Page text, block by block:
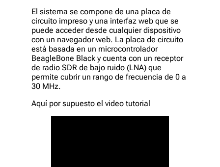
El sistema se compone de una placa de
circuito impreso y una interfaz web que se
puede acceder desde cualquier dispositivo
con un navegador web. La placa de circuito
está basada en un microcontrolador
BeagleBone Black y cuenta con un receptor
de radio SDR de bajo ruido (LNA) que
permite cubrir un rango de frecuencia de 0 a
30 MHz.
Aquí por supuesto el video tutorial